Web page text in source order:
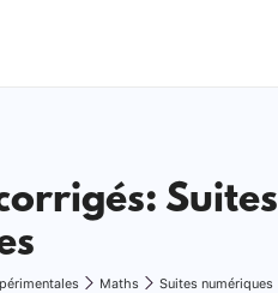
Suites
Maths Suites numériques